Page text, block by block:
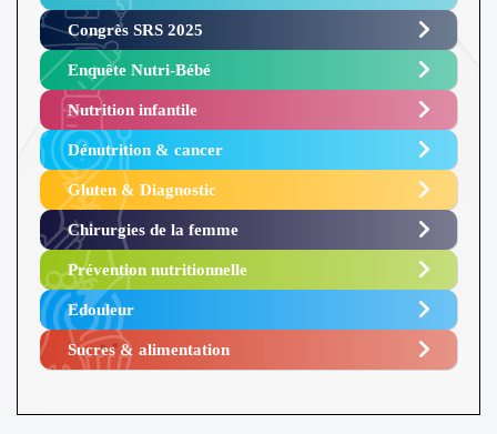
Congrès SRS 2025 ​
Enquête Nutri-Bébé ​
Nutrition infantile
Dénutrition & cancer
Gluten & Diagnostic
Chirurgies de la femme
Prévention nutritionnelle
Edouleur​
Sucres & alimentation​